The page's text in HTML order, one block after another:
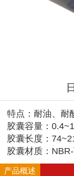
特点：耐油、耐
胶囊容量：
胶囊长度：
胶囊材质：
产品概述